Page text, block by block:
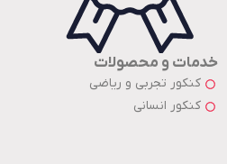
خدمات و محصولات
کنکور تجربی و ریاضی
کنکور انسانی